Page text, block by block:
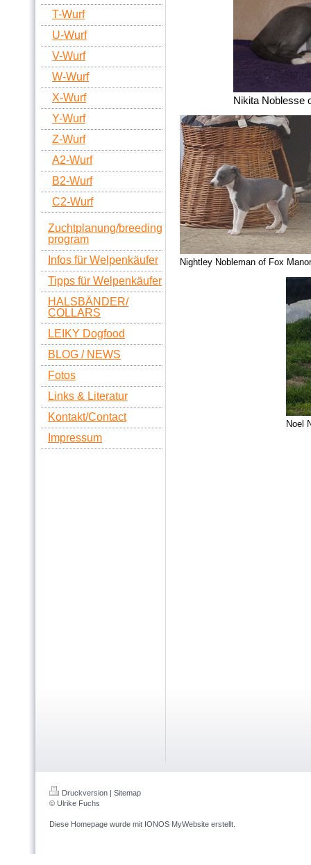
T-Wurf
U-Wurf
V-Wurf
W-Wurf
X-Wurf
Y-Wurf
Z-Wurf
A2-Wurf
B2-Wurf
C2-Wurf
Zuchtplanung/breeding
program
Infos für Welpenkäufer
Tipps für Welpenkäufer
HALSBÄNDER/
COLLARS
LEIKY Dogfood
BLOG / NEWS
Fotos
Links & Literatur
Kontakt/Contact
Impressum
Nikita Noblesse
Nightley Nobleman of Fox Manor
Noel
Druckversion | Sitemap
© Ulrike Fuchs
Diese Homepage wurde mit IONOS MyWebsite erstellt.